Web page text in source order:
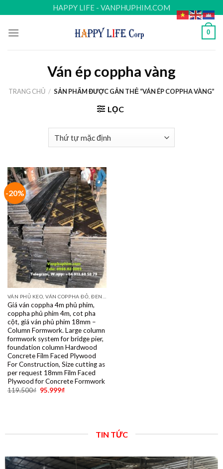
to
content
HAPPY LIFE - VANPHUPHIM.COM
0
Ván ép coppha vàng
TRANG CHỦ / SẢN PHẨM ĐƯỢC GẮN THẺ “VÁN ÉP COPPHA VÀNG”
LỌC
-20%
Giá ván coppha 4m phủ phim,
coppha phủ phim 4m, cot pha
cột, giá ván phủ phim 18mm –
Column Formwork. Large column
formwork system for bridge pier,
foundation column Hardwood
Concrete Film Faced Plywood
For Construction, Size cutting as
per request 18mm Film Faced
Plywood for Concrete Formwork
119.500₫ 95.999₫
TIN TỨC